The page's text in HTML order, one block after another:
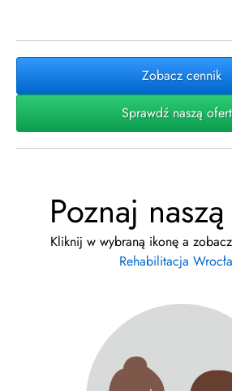
Zobacz cennik
Sprawdź naszą
Poznaj
Kliknij w wybraną ikonę a
Rehabilitacja